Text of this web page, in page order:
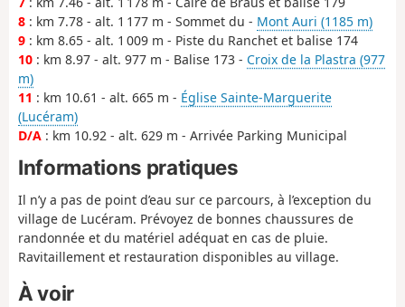
8 : km 7.78 - alt. 1 177 m - Sommet du - Mont Auri (1185 m)
9 : km 8.65 - alt. 1 009 m - Piste du Ranchet et balise 174
10 : km 8.97 - alt. 977 m - Balise 173 - Croix de la Plastra (977
m)
11 : km 10.61 - alt. 665 m - Église Sainte-Marguerite
(Lucéram)
D/A : km 10.92 - alt. 629 m - Arrivée Parking Municipal
Informations pratiques
Il n’y a pas de point d’eau sur ce parcours, à l’exception du
village de Lucéram. Prévoyez de bonnes chaussures de
randonnée et du matériel adéquat en cas de pluie.
Ravitaillement et restauration disponibles au village.
À voir